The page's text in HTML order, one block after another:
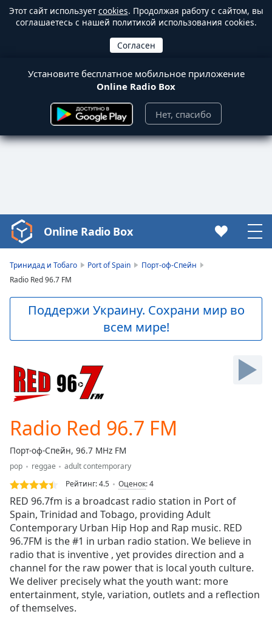
Этот сайт используетcookies. Продолжая работу с сайтом, вы
соглашаетесь с нашей политикой использования cookies.
Установите бесплатное мобильное приложение
Online Radio Box
Нет, спасибо
Video
Player
loading.
Video
Backward
Mute
Current
Time0:00
Duration -:-
0.00%
Stream
TypeLIVE
live,
currently
behind
liveLIVE
Remaining
Time-
Playback
Online Radio Box
Тринидад и Тобаго Port of Spain
Порт-оф-Спейн
Radio Red 96.7 FM
Поддержи Украину. Сохрани мир во
всем мире!
Radio Red 96.7 FM
Порт-оф-Спейн, 96.7 MHz FM
pop reggae
adult contemporary
Рейтинг:4.5 Оценок:4
RED 96.7fm is a broadcast radio station in Port of
Spain, Trinidad and Tobago, providing Adult
Contemporary Urban Hip Hop and Rap music. RED
96.7FM is the #1 in urban radio station. We believe in
radio that is inventive , yet provides direction and a
channel for the raw power that is local youth culture.
We deliver precisely what the youth want: more
entertainment, style, variation, outlets and a reflection
of themselves.